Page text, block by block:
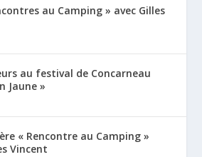
au Camping » avec Gilles
au festival de Concarneau
Jaune »
« Rencontre au Camping »
Vincent